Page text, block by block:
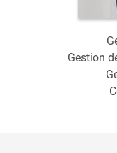
Gestion